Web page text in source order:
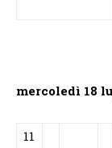
mercoledì 18
11